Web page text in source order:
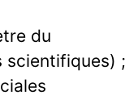
du
scientifiques) ;